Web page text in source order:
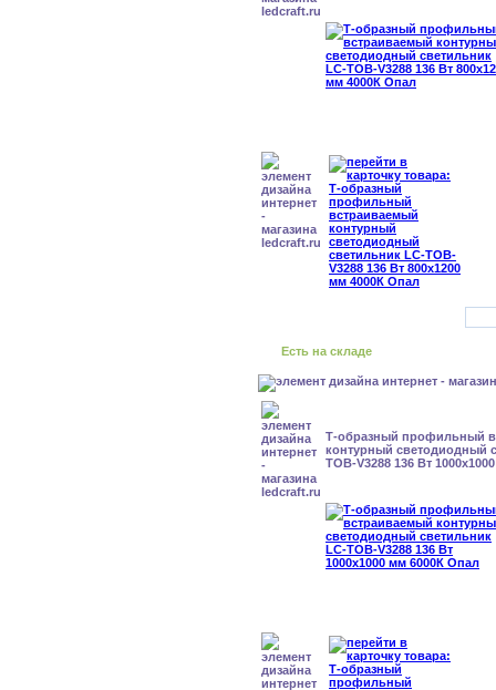
Есть на складе
Т-образный профильный
контурный светодиодный
TOB-V3288 136 Вт